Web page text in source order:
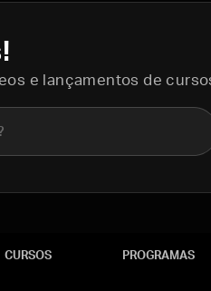
e lançamentos de
CURSOS PROGRAMAS